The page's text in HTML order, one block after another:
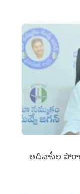
ఆదివాసీల